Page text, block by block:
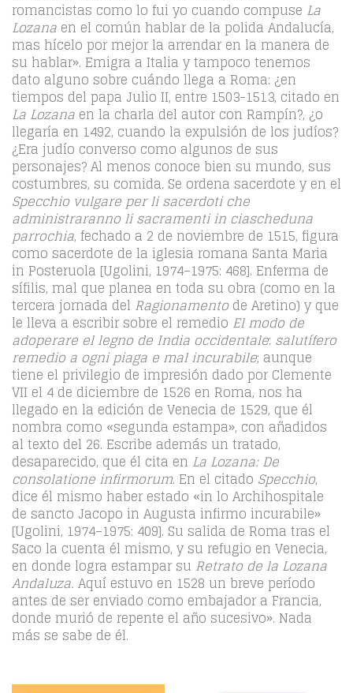
romancistas como lo fui yo cuando compuse La
Lozana en el común hablar de la polida Andalucía,
mas hícelo por mejor la arrendar en la manera de
su hablar». Emigra a Italia y tampoco tenemos
dato alguno sobre cuándo llega a Roma: ¿en
tiempos del papa Julio II, entre 1503-1513, citado en
La Lozana en la charla del autor con Rampín?, ¿o
llegaría en 1492, cuando la expulsión de los judíos?
¿Era judío converso como algunos de sus
personajes? Al menos conoce bien su mundo, sus
costumbres, su comida. Se ordena sacerdote y en el
Specchio vulgare per li sacerdoti che
administraranno li sacramenti in ciascheduna
parrochia, fechado a 2 de noviembre de 1515, figura
como sacerdote de la iglesia romana Santa Maria
in Posteruola [Ugolini, 1974–1975: 468]. Enferma de
sífilis, mal que planea en toda su obra (como en la
tercera jornada del Ragionamentode Aretino) y que
le lleva a escribir sobre el remedio El modo de
adoperare el legno de India occidentale: salutífero
remedio a ogni piaga e mal incurabile; aunque
tiene el privilegio de impresión dado por Clemente
VII el 4 de diciembre de 1526 en Roma, nos ha
llegado en la edición de Venecia de 1529, que él
nombra como «segunda estampa», con añadidos
al texto del 26. Escribe además un tratado,
desaparecido, que él cita en La Lozana: De
consolatione infirmorum. En el citado Specchio,
dice él mismo haber estado «in lo Archihospitale
de sancto Jacopo in Augusta infirmo incurabile»
[Ugolini, 1974–1975: 409]. Su salida de Roma tras el
Saco la cuenta él mismo, y su refugio en Venecia,
en donde logra estampar su Retrato de la Lozana
Andaluza. Aquí estuvo en 1528 un breve período
antes de ser enviado como embajador a Francia,
donde murió de repente el año sucesivo». Nada
más se sabe de él.